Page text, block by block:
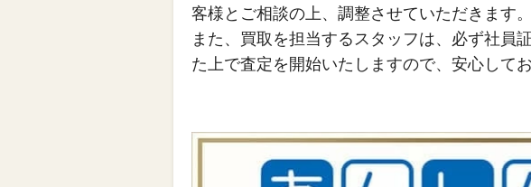
客様とご相談の上、調整させていただきます。
また、買取を担当するスタッフは、必ず社員
た上で査定を開始いたしますので、安心して